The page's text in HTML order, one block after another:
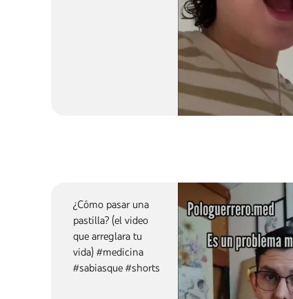
¿Cómo pasar una
pastilla? (el video
que arreglara tu
vida) #medicina
#sabiasque #shorts